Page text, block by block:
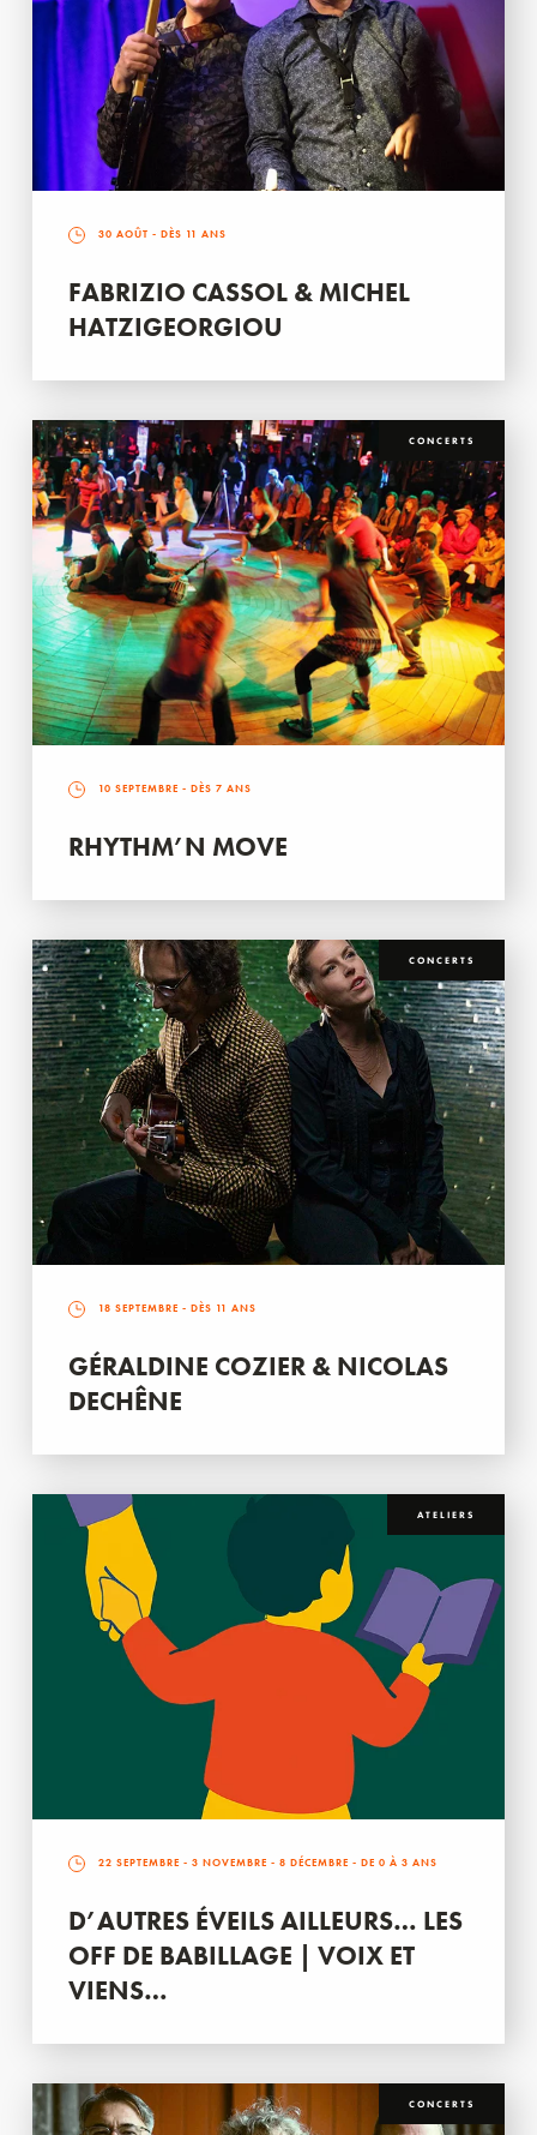
30 AOÛT - DÈS 11 ANS
FABRIZIO CASSOL & MICHEL
HATZIGEORGIOU
CONCERTS
10 SEPTEMBRE - DÈS 7 ANS
RHYTHM’N MOVE
CONCERTS
18 SEPTEMBRE - DÈS 11 ANS
GÉRALDINE COZIER & NICOLAS
DECHÊNE
ATELIERS
22 SEPTEMBRE - 3 NOVEMBRE - 8 DÉCEMBRE - DE 0 À 3 ANS
D’AUTRES ÉVEILS AILLEURS… LES
OFF DE BABILLAGE | VOIX ET
VIENS…
CONCERTS